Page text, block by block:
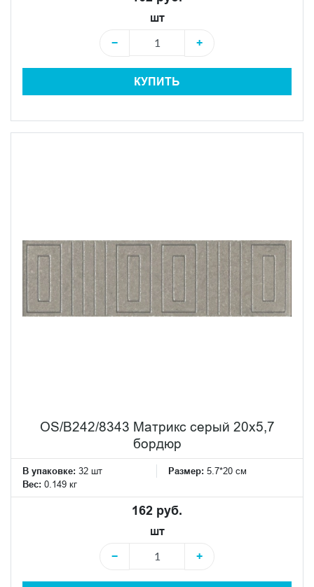
шт
−
+
КУПИТЬ
OS/B242/8343 Матрикс серый 20х5,7
бордюр
В упаковке: 32 шт Размер: 5.7*20 см
Вес: 0.149 кг
162 руб.
шт
−
+